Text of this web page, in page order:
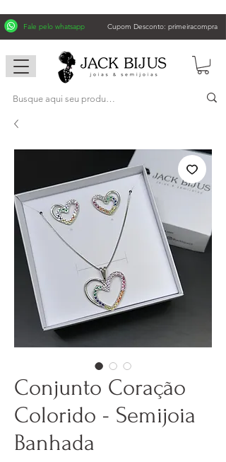
Fale pelo whatsapp Cupom Desconto: primeiracompra
Conjunto Coração
Colorido - Semijoia
Banhada